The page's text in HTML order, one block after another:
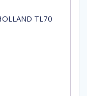
TL70